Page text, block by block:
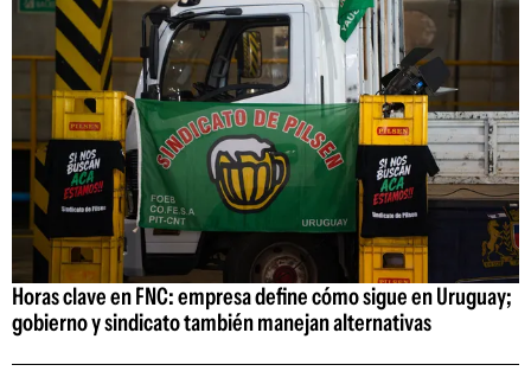
Horas clave en FNC: empresa define cómo sigue en Uruguay;
gobierno y sindicato también manejan alternativas